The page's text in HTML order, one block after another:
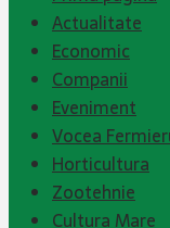
Actualitate
Economic
Companii
Eveniment
Vocea
Horticultura
Zootehnie
Cultura Mare